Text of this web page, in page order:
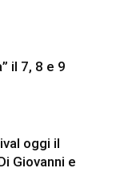
il 7, 8 e 9
oggi il
Giovanni e